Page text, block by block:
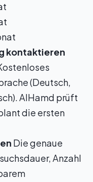
kontaktieren
(Deutsch,
AlHamd prüft
die ersten
Die genaue
Anzahl